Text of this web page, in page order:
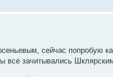
сейчас попробую
зачитывались